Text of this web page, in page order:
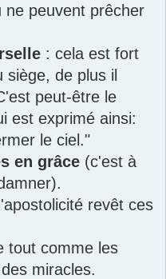
ne peuvent prêcher
: cela est fort
de plus il
peut-être le
est exprimé ainsi:
le ciel."
en grâce (c'est à
revêt ces
tout comme les
miracles.